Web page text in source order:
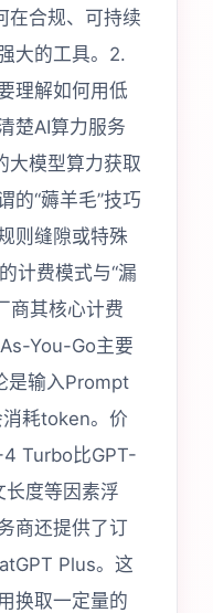
在合规、可持续
大的工具。2.
理解如何用低
楚AI算力服务
大模型算力获取
的“薅羊毛”技巧
则缝隙或特殊
计费模式与“漏
商其核心计费
You-Go主要
是输入Prompt
耗token。价
Turbo比GPT-
度等因素浮
商还提供了订
Plus。这
换取一定量的